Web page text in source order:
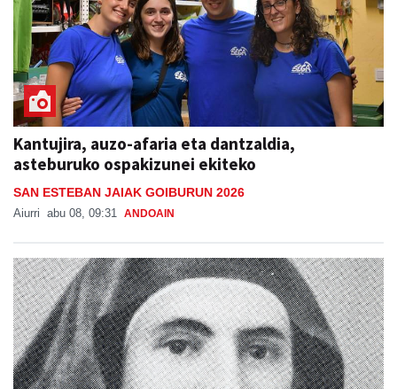
Kantujira, auzo-afaria eta dantzaldia,
asteburuko ospakizunei ekiteko
SAN ESTEBAN JAIAK GOIBURUN 2026
Aiurri abu 08, 09:31 ANDOAIN